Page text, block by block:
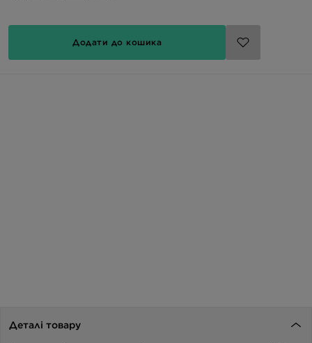
Додати до кошика
Деталі товару